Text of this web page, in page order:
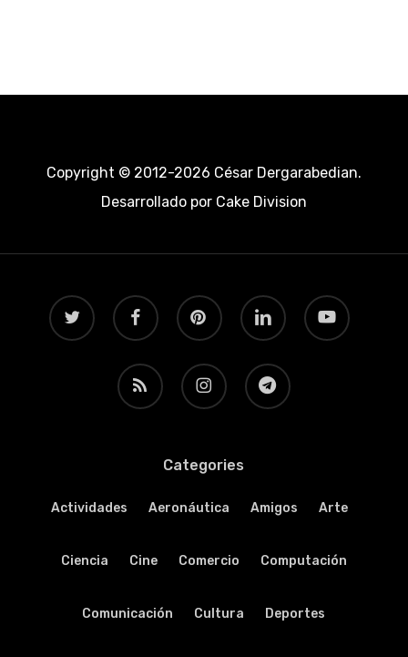
Copyright © 2012-2026 César Dergarabedian.
Desarrollado porCake Division
twitter facebook pinterest linkedin youtube
RSS instagram telegram
Categories
Actividades Aeronáutica Amigos Arte
Ciencia Cine Comercio Computación
Comunicación Cultura Deportes